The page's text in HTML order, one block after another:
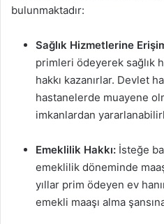
bulunmaktadır:
Sağlık Hizmetlerine
primleri ödeyerek sağlık
hakkı kazanırlar. Devlet
hastanelerde muayene
imkanlardan
Emeklilik Hakkı: İsteğe
emeklilik döneminde
yıllar prim ödeyen ev
emekli maaşı alma